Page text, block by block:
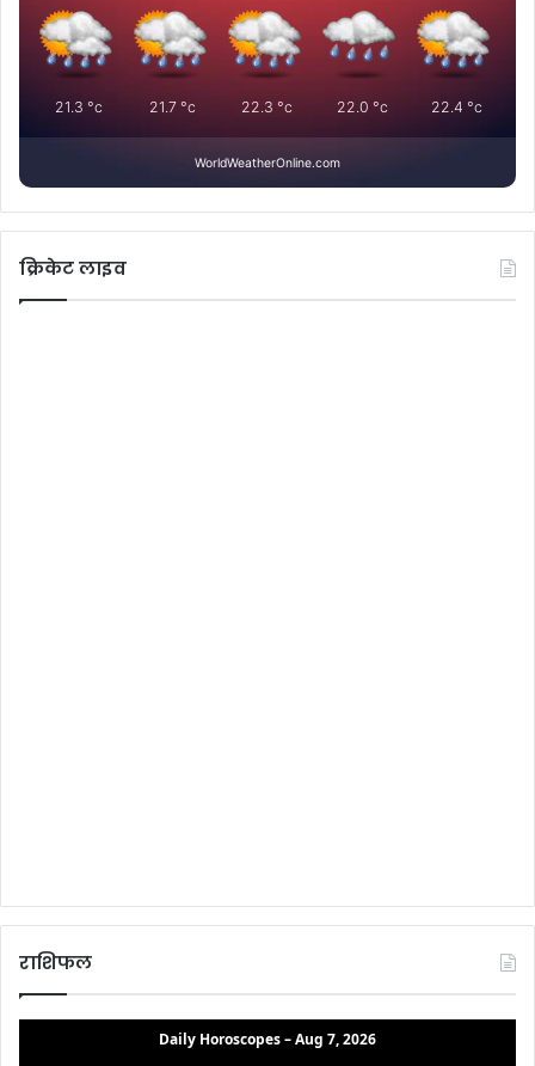
21.3 °c 21.7 °c 22.3 °c 22.0 °c 22.4 °c
WorldWeatherOnline.com
क्रिकेट लाइव
राशिफल